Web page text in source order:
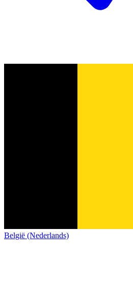
België (Nederlands)